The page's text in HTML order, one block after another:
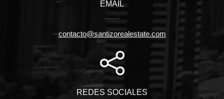
EMAIL
contacto@santizorealestate.com
REDES SOCIALES